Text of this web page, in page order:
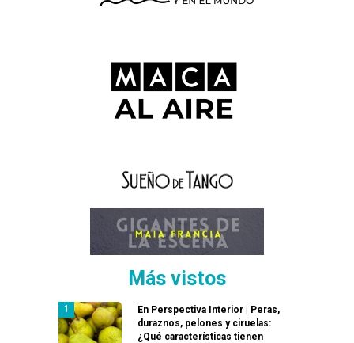
Más vistos
En Perspectiva Interior | Peras,
duraznos, pelones y ciruelas:
¿Qué características tienen